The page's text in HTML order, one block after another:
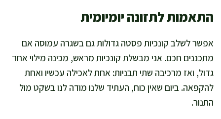
התאמות לתזונה יומיומית
אפשר לשלב קונכיות פסטה גדולות גם בשגרה עמוסה אם
מתכננים חכם. אני מבשלת קונכיות מראש, מכינה מילוי אחד
גדול, ואז מרכיבה שתי תבניות: אחת לאכילה עכשיו ואחת
להקפאה. ביום שאין כוח, העתיד שלנו מודה לנו בשקט מול
התנור.